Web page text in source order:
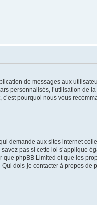
de messages aux
personnalisés, l’utilisation de
pourquoi nous vous
demande aux sites internet
pas si cette loi s’applique
phpBB Limited et que les
dois-je contacter à propos de